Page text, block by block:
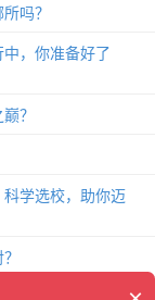
吗？
，你准备好了
？
学选校，助你迈